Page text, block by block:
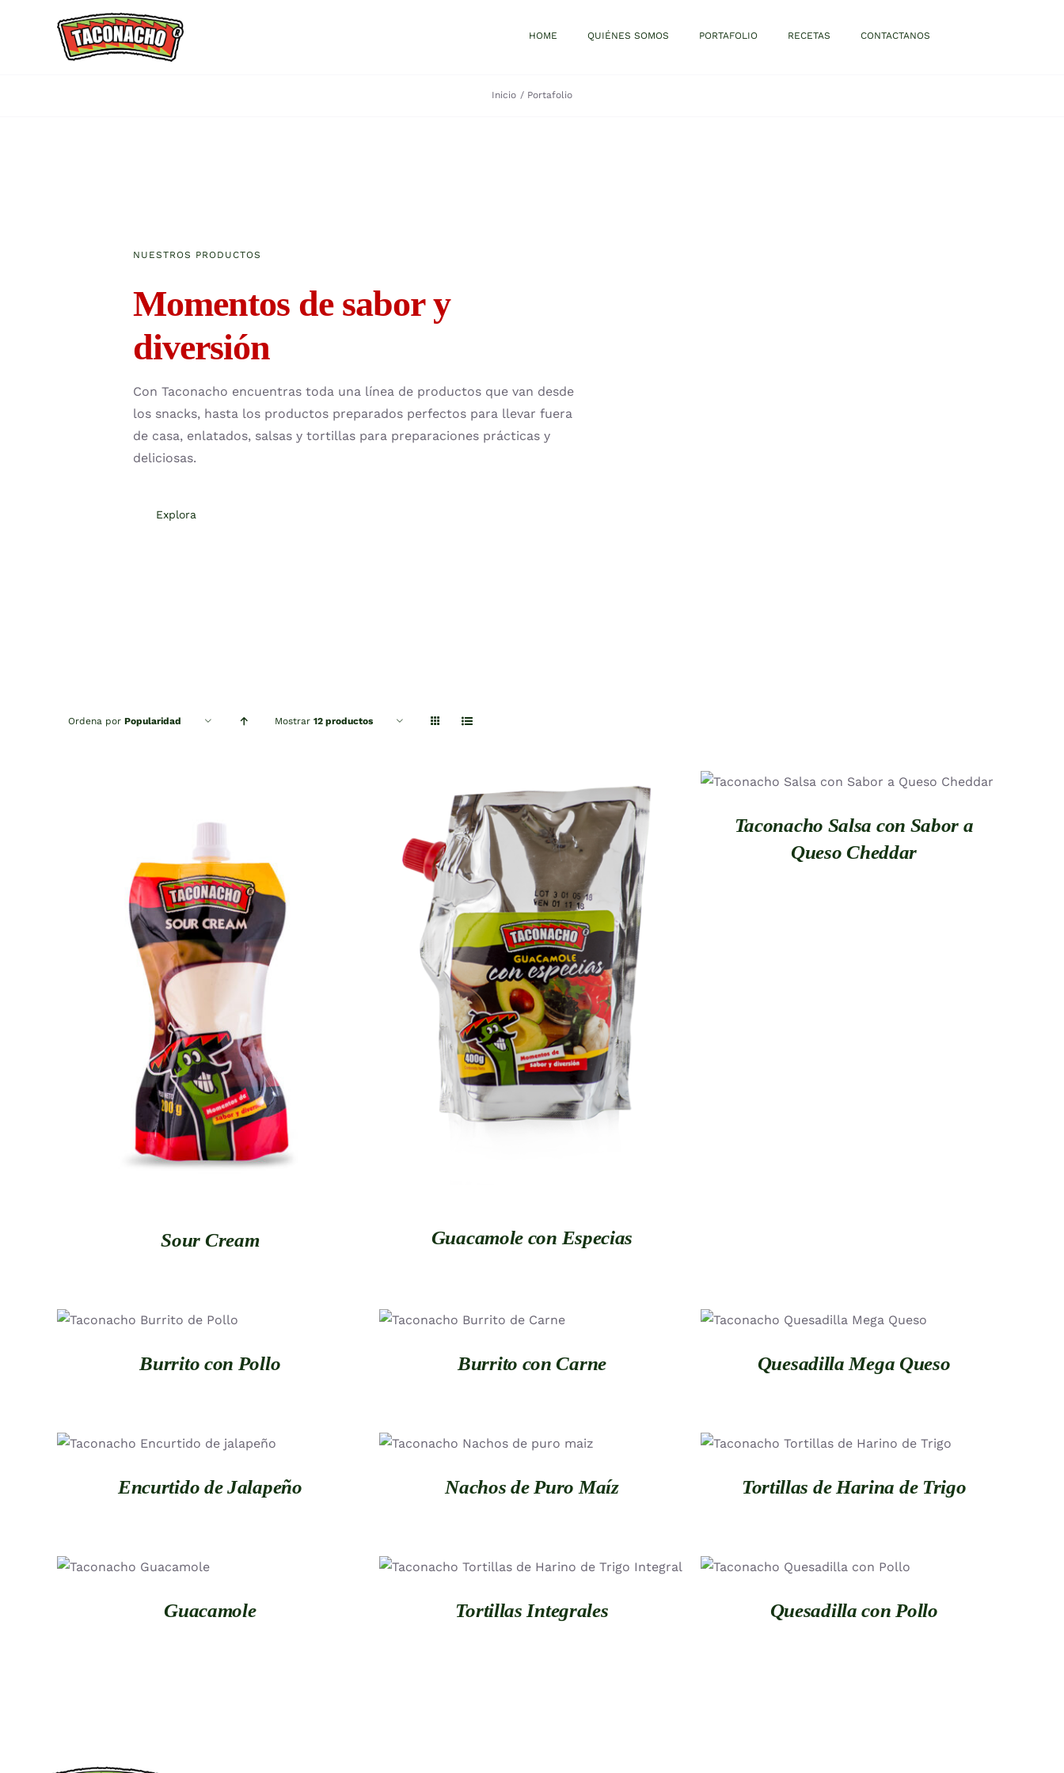
HOME QUIÉNES SOMOS PORTAFOLIO RECETAS CONTACTANOS
Inicio Portafolio
NUESTROS PRODUCTOS
Momentos de sabor y
diversión
Con Taconacho encuentras toda una línea de productos que van desde
los snacks, hasta los productos preparados perfectos para llevar fuera
de casa, enlatados, salsas y tortillas para preparaciones prácticas y
deliciosas.
Explora
Ordena por Popularidad Mostrar 12 productos
Sour Cream
QUICK VIEW
Guacamole con Especias
QUICK VIEW
Taconacho Salsa con Sabor a
Queso Cheddar
QUICK VIEW
Burrito con Pollo
QUICK VIEW
Burrito con Carne
QUICK VIEW
Quesadilla Mega Queso
QUICK VIEW
Encurtido de Jalapeño
QUICK VIEW
Nachos de Puro Maíz
QUICK VIEW
Tortillas de Harina de Trigo
QUICK VIEW
Guacamole
QUICK VIEW
Tortillas Integrales
QUICK VIEW
Quesadilla con Pollo